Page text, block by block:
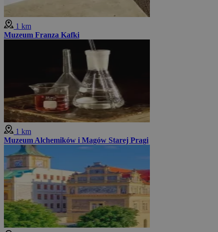
1 km
Muzeum Franza Kafki
1 km
Muzeum Alchemików i Magów Starej Pragi